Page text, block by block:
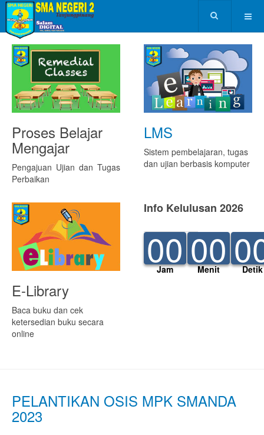
Proses Belajar
Mengajar
Pengajuan Ujian dan Tugas
Perbaikan
LMS
Sistem pembelajaran, tugas
dan ujian berbasis komputer
E-Library
Baca buku dan cek
ketersedian buku secara
online
Info Kelulusan 2026
00
Jam 00
Menit Detik
PELANTIKAN OSIS MPK SMANDA
2023